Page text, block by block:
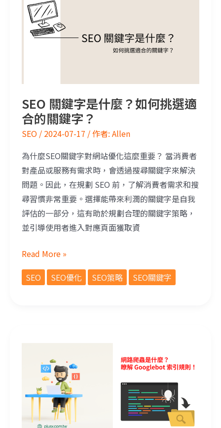
SEO 關鍵字是什麼？如何挑選適
合的關鍵字？
SEO / 2024-07-17 / 作者: Allen
為什麼SEO關鍵字對網站優化這麼重要？ 當消費者
對產品或服務有需求時，會透過搜尋關鍵字來解決
問題。因此，在規劃 SEO 前，了解消費者需求和搜
尋習慣非常重要。選擇能帶來利潤的關鍵字是自我
評估的一部分，這有助於規劃合理的關鍵字策略，
並引導使用者進入對應頁面獲取資
Read More »
SEO
SEO優化 SEO策略 SEO關鍵字